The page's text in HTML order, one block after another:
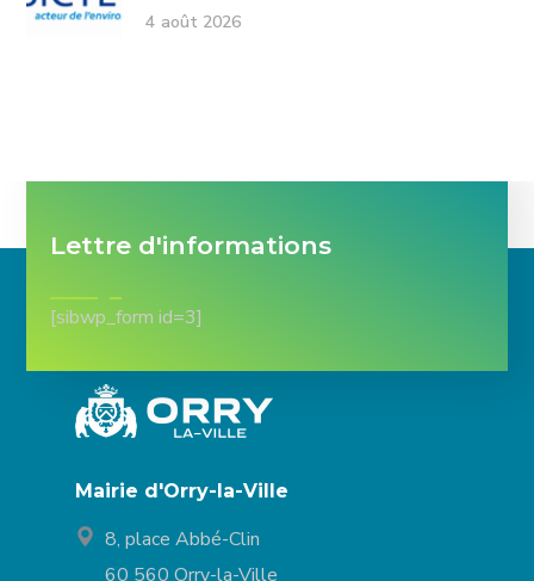
4 août 2026
Lettre d'informations
[sibwp_form id=3]
Mairie d'Orry-la-Ville
8, place Abbé-Clin
60 560 Orry-la-Ville